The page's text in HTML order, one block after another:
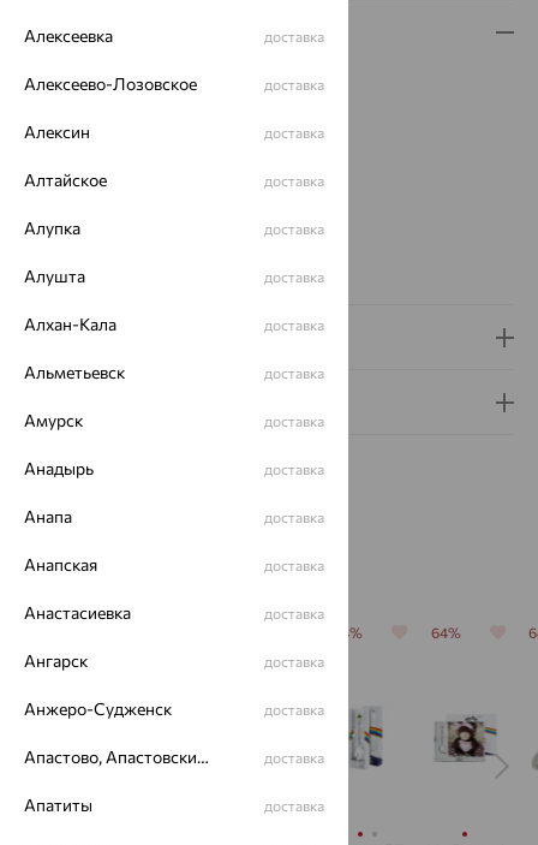
Описание
Вид изделия:ложки
Металл:
Страна происхождения:
РОССИЯ
Бренд:
Вес металла:
Доставка и оплата
Похожие изделия
64% 64%
Алексеевка доставка
Алексеево-Лозовское доставка
Алексин доставка
Алтайское доставка
Алупка доставка
Алушта доставка
Алхан-Кала доставка
Альметьевск доставка
Амурск доставка
Анадырь доставка
Анапа доставка
Анапская доставка
Анастасиевка доставка
Ангарск доставка
Анжеро-Судженск доставка
Апастово, Апастовский район доставка
Апатиты доставка